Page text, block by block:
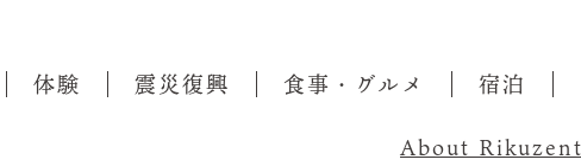
体験 震災復興 食事・グルメ 宿泊
About